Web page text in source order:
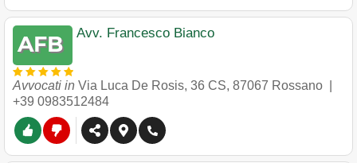
Avv. Francesco Bianco
Avvocati in Via Luca De Rosis, 36 CS, 87067 Rossano
+39 0983512484